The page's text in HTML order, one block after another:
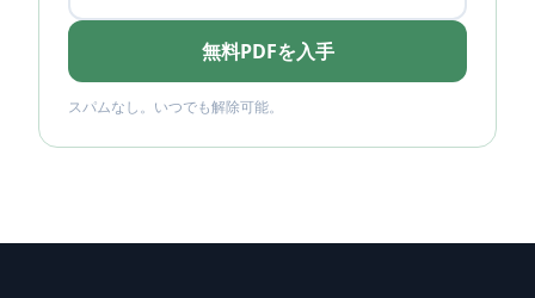
無料PDFを入手
スパムなし。いつでも解除可能。